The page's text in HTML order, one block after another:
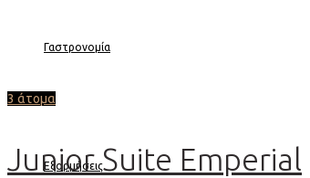
Γαστρονομία
Εξορμήσεις
3 άτομα
Junior Suite Emperial